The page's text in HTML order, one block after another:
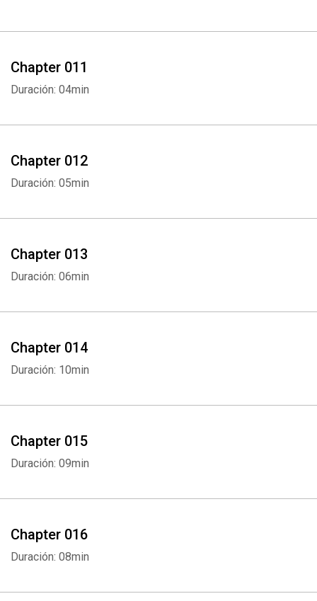
Chapter 011
Duración: 04min
Chapter 012
Duración: 05min
Chapter 013
Duración: 06min
Chapter 014
Duración: 10min
Chapter 015
Duración: 09min
Chapter 016
Duración: 08min